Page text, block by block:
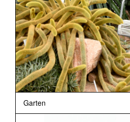
Garten